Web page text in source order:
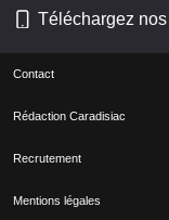
Téléchargez
Contact
Rédaction Caradisiac
Recrutement
Mentions légales